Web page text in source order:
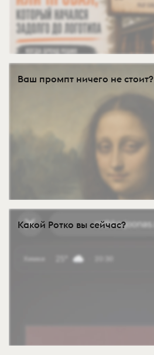
Ваш промпт ничего не стоит?
Какой Ротко вы сейчас?